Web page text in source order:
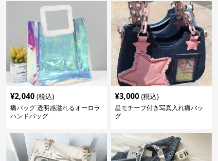
¥2,040 (税込)
痛バッグ 透明感溢れるオーロラ
ハンドバッグ
¥3,000 (税込)
星モチーフ付き写真入れ痛バッ
グ